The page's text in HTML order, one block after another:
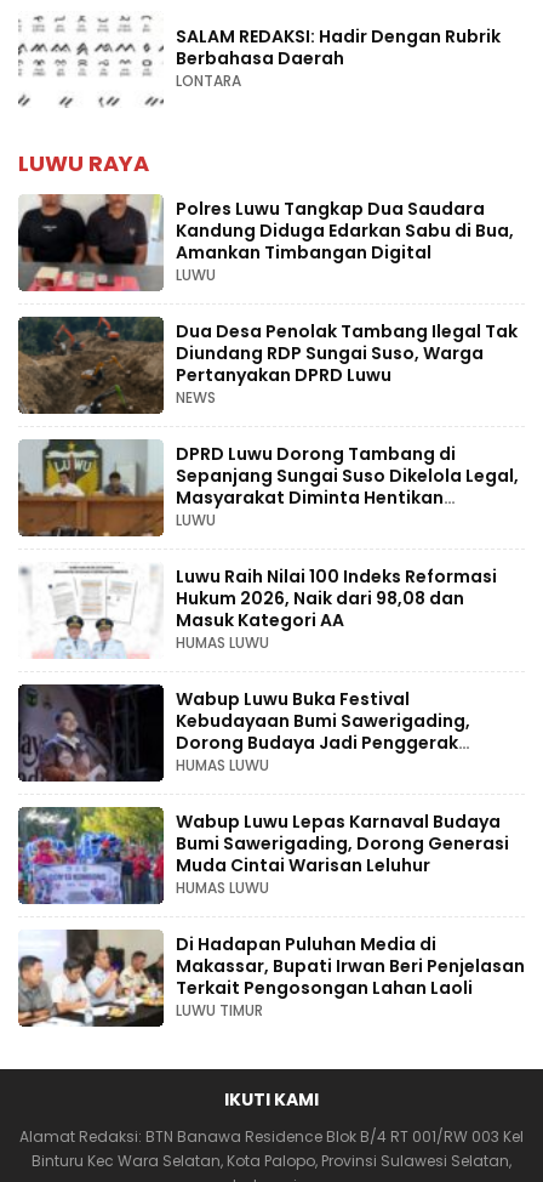
SALAM REDAKSI: Hadir Dengan Rubrik
Berbahasa Daerah
LONTARA
LUWU RAYA
Polres Luwu Tangkap Dua Saudara
Kandung Diduga Edarkan Sabu di Bua,
Amankan Timbangan Digital
LUWU
Dua Desa Penolak Tambang Ilegal Tak
Diundang RDP Sungai Suso, Warga
Pertanyakan DPRD Luwu
NEWS
DPRD Luwu Dorong Tambang di
Sepanjang Sungai Suso Dikelola Legal,
Masyarakat Diminta Hentikan
Aktivitas Ilegal
LUWU
Luwu Raih Nilai 100 Indeks Reformasi
Hukum 2026, Naik dari 98,08 dan
Masuk Kategori AA
HUMAS LUWU
Wabup Luwu Buka Festival
Kebudayaan Bumi Sawerigading,
Dorong Budaya Jadi Penggerak
Ekonomi Kreatif
HUMAS LUWU
Wabup Luwu Lepas Karnaval Budaya
Bumi Sawerigading, Dorong Generasi
Muda Cintai Warisan Leluhur
HUMAS LUWU
Di Hadapan Puluhan Media di
Makassar, Bupati Irwan Beri Penjelasan
Terkait Pengosongan Lahan Laoli
LUWU TIMUR
IKUTI KAMI
Alamat Redaksi: BTN Banawa Residence Blok B/4 RT 001/RW 003 Kel
Binturu Kec Wara Selatan, Kota Palopo, Provinsi Sulawesi Selatan,